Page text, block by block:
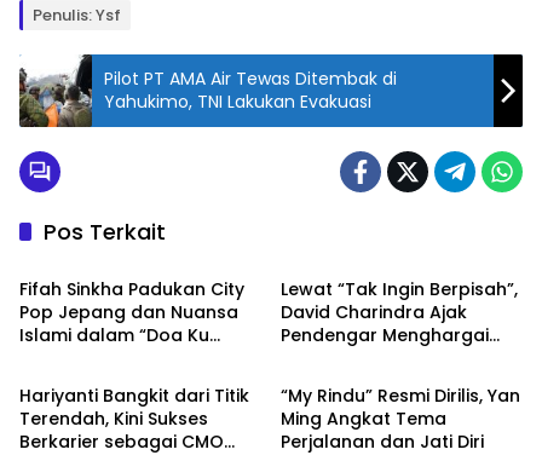
Penulis: Ysf
Pilot PT AMA Air Tewas Ditembak di
Yahukimo, TNI Lakukan Evakuasi
Pos Terkait
Hiburan
Fifah Sinkha Padukan City
Pop Jepang dan Nuansa
Islami dalam “Doa Ku
Lewat “Tak Ingin Berpisah”,
David Charindra Ajak
Pendengar Menghargai
Hiburan
Hariyanti Bangkit dari Titik
Terendah, Kini Sukses
Berkarier sebagai CMO
Hiburan
“My Rindu” Resmi Dirilis, Yan
Ming Angkat Tema
Perjalanan dan Jati Diri
Hiburan Hiburan